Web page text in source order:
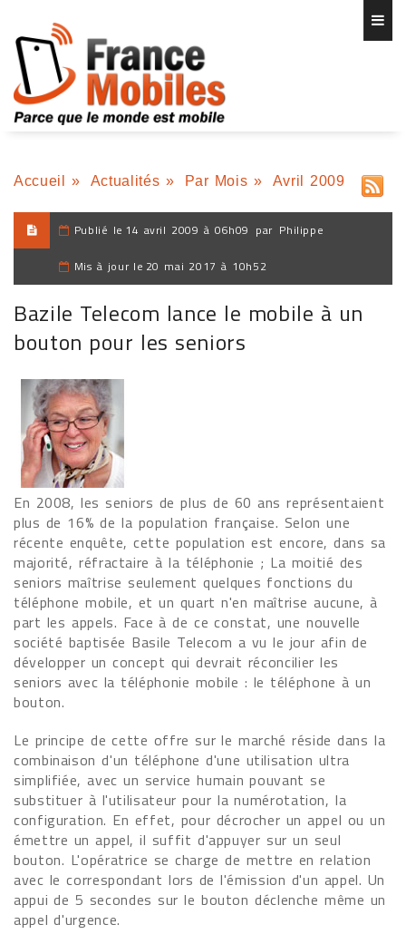
Accueil » Actualités » Par Mois » Avril 2009
Publié le 14 avril 2009 à 06h09 par Philippe
Mis à jour le 20 mai 2017 à 10h52
Bazile Telecom lance le mobile à un
bouton pour les seniors
En 2008, les seniors de plus de 60 ans représentaient
plus de 16% de la population française. Selon une
récente enquête, cette population est encore, dans sa
majorité, réfractaire à la téléphonie ; La moitié des
seniors maîtrise seulement quelques fonctions du
téléphone mobile, et un quart n'en maîtrise aucune, à
part les appels. Face à de ce constat, une nouvelle
société baptisée Basile Telecom a vu le jour afin de
développer un concept qui devrait réconcilier les
seniors avec la téléphonie mobile : le téléphone à un
bouton.
Le principe de cette offre sur le marché réside dans la
combinaison d'un téléphone d'une utilisation ultra
simplifiée, avec un service humain pouvant se
substituer à l'utilisateur pour la numérotation, la
configuration. En effet, pour décrocher un appel ou un
émettre un appel, il suffit d'appuyer sur un seul
bouton. L'opératrice se charge de mettre en relation
avec le correspondant lors de l'émission d'un appel. Un
appui de 5 secondes sur le bouton déclenche même un
appel d'urgence.